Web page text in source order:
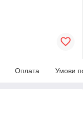
Оплата Умови